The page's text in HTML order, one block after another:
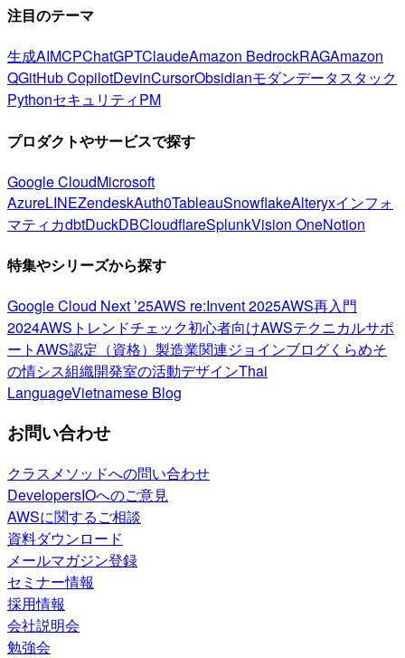
注目のテーマ
生成AIMCPChatGPTClaudeAmazon BedrockRAGAmazon
QGitHub CopilotDevinCursorObsidianモダンデータスタック
PythonセキュリティPM
プロダクトやサービスで探す
Google CloudMicrosoft
AzureLINEZendeskAuth0TableauSnowflakeAlteryxインフォ
マティカdbtDuckDBCloudflareSplunkVision OneNotion
特集やシリーズから探す
Google Cloud Next ’25AWS re:Invent 2025AWS再入門
2024AWSトレンドチェック初心者向けAWSテクニカルサポ
ートAWS認定（資格） 製造業関連ジョインブログくらめそ
の情シス組織開発室の活動デザインThai
LanguageVietnamese Blog
お問い合わせ
クラスメソッドへの問い合わせ
DevelopersIOへのご意見
AWSに関するご相談
資料ダウンロード
メールマガジン登録
セミナー情報
採用情報
会社説明会
勉強会